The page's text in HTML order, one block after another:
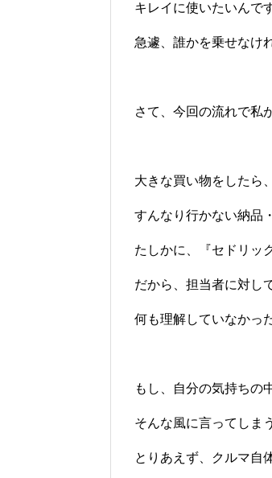
キレイに使いたいんで
急遽、誰かを乗せなけ
さて、今回の流れで私
大きな買い物をしたら
すんなり行かない納品
たしかに、『セドリッ
だから、担当者に対し
何も理解していなかっ
もし、自分の気持ちの
そんな風に言ってしま
とりあえず、クルマ自